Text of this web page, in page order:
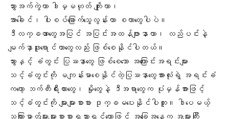
သွားအက်ကွဲတာ ဒါမှမဟုတ် ကျိုးတာ၊
အာခေါင်၊ ပါးစပ်ခြောက်သွေ့လွန်းတာ စတာတွေပါပဲ။
ဒီလက္ခဏာတွေအပြင် အပြင်းအထန်ဖျားနာတာ၊ လည်ပင်းနဲ့
မျက်နှာဖူးရောင်တာတွေလည်း ဖြစ်စေနိုင်ပါတယ်။
သွားနှင့် ခံတွင်း ပြဿနာတွေ ဖြစ်စေသော အကြောင်းအရင်းများ
သင့်ခံတွင်းကို မကျန်းမာစေနိုင်တဲ့ပြဿနာတွေအားလုံးရဲ့ အရင်းခံ
ကတော့ ဘက်တီးရီးယားတွေ၊ မှိုတွေနဲ့ ဒီအရာတွေက ပုံမှန်အားဖြင့်
သင့်ခံတွင်းကို များများစားစား ဒုက္ခမပေးနိုင်ပါဘူး။ ဒါပေမယ့်
သကြားဓာတ်များများစားစားရသွားရင်တော့ဖြင့် အခြေအနေက အများကြီး